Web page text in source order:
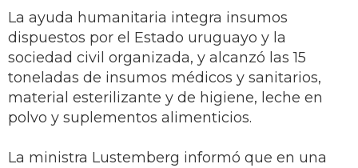
La ayuda humanitaria integra insumos
dispuestos por el Estado uruguayo y la
sociedad civil organizada, y alcanzó las 15
toneladas de insumos médicos y sanitarios,
material esterilizante y de higiene, leche en
polvo y suplementos alimenticios.
La ministra Lustemberg informó que en una